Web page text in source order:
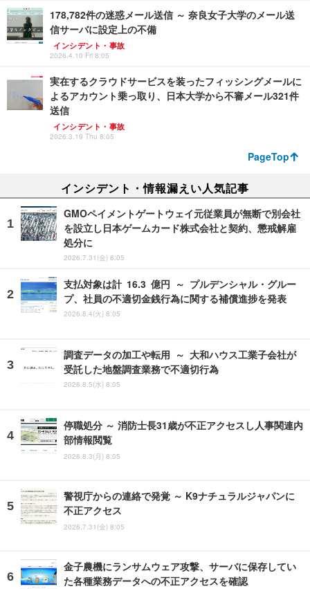
178,782件の迷惑メール送信 ～ 奈良女子大学のメール送
信サーバに設定上の不備
インシデント・事故
2026.4.10 Fri 8:05
実在するクラウドサービスを装ったフィッシングメールに
よるアカウント乗っ取り、日本大学から不審メール321件
送信
インシデント・事故
2026.3.19 Thu 8:05
PageTop
インシデント・情報漏えい人気記事
GMOペイメントゲートウェイ元従業員が無断で別会社
を設立し日本ゲームカード株式会社と契約、懲戒解雇
処分に
2026.7.31(金) 8:05
支払対象は計 16.3 億円 ～ プルデンシャル・グルー
プ、社員の不適切金銭行為に関する補償進捗を発表
2026.8.4(火) 8:05
調査データの加工や転用 ～ 大和ハウス工業子会社が
受託した地盤調査業務で不適切行為
2026.8.5(水) 8:05
停職処分 ～ 消防士長31歳が不正アクセスし人事関連内
部情報閲覧
2026.8.3(月) 8:05
警視庁からの連絡で発覚 ～ K9ナチュラルジャパンに
不正アクセス
2026.7.31(金) 8:05
金子農機にランサムウェア攻撃、サーバに保存してい
た各種業務データへの不正アクセスを確認